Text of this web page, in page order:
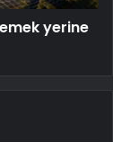
yerine